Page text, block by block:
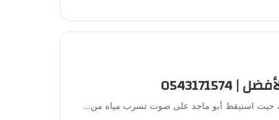
حيث استيقظ أبو ماجد على صوت تسرب مياه من…